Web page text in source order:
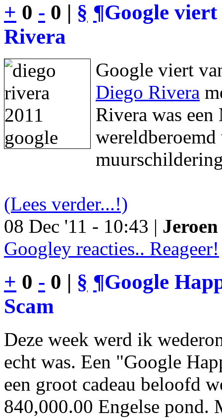
+ 0 - 0 | § ¶Google
Rivera
Google viert
Diego Rivera
Rivera was een
(Lees verder...!)
08 Dec '11 - 10:43 |
Googley reacties.. Reageer!
+ 0 - 0 | § ¶Google
Scam
Deze week werd ik
echt was. Een "Google
een groot cadeau beloofd
840,000.00 Engelse pond.